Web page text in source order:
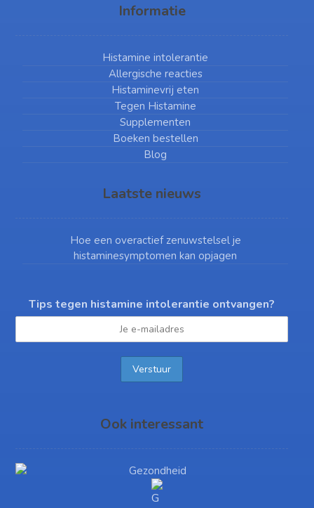
Informatie
Histamine intolerantie
Allergische reacties
Histaminevrij eten
Tegen Histamine
Supplementen
Boeken bestellen
Blog
Laatste nieuws
Hoe een overactief zenuwstelsel je
histaminesymptomen kan opjagen
Tips tegen histamine intolerantie ontvangen?
Ook interessant